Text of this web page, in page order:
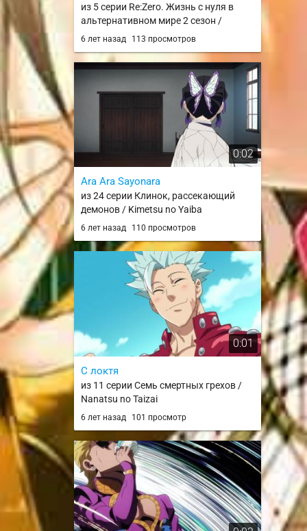
из 5 серии Re:Zero. Жизнь с нуля в
альтернативном мире 2 сезон /
Re:Zero kara Hajimeru Isekai Seikatsu
6 лет назад 113 просмотров
0:02
Ara Ara Sayonara
из 24 серии Клинок, рассекающий
демонов / Kimetsu no Yaiba
6 лет назад 110 просмотров
0:01
С локтя
из 11 серии Семь смертных грехов /
Nanatsu no Taizai
6 лет назад 101 просмотр